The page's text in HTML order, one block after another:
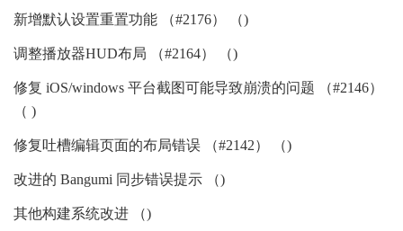
新增默认设置重置功能 （#2176） （)
调整播放器HUD布局 （#2164） （)
修复 iOS/windows 平台截图可能导致崩溃的问题 （#2146）
（ )
修复吐槽编辑页面的布局错误 （#2142） （)
改进的 Bangumi 同步错误提示 （)
其他构建系统改进 （)